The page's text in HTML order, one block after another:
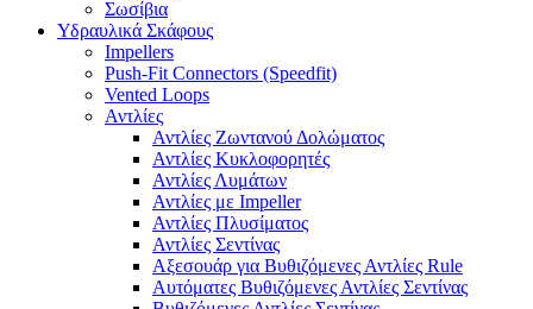
Σωσίβια
Υδραυλικά Σκάφους
Impellers
Push-Fit Connectors (Speedfit)
Vented Loops
Αντλίες
Αντλίες Ζωντανού Δολώματος
Αντλίες Κυκλοφορητές
Αντλίες Λυμάτων
Αντλίες με Impeller
Αντλίες Πλυσίματος
Αντλίες Σεντίνας
Αξεσουάρ για Βυθιζόμενες Αντλίες Rule
Αυτόματες Βυθιζόμενες Αντλίες Σεντίνας